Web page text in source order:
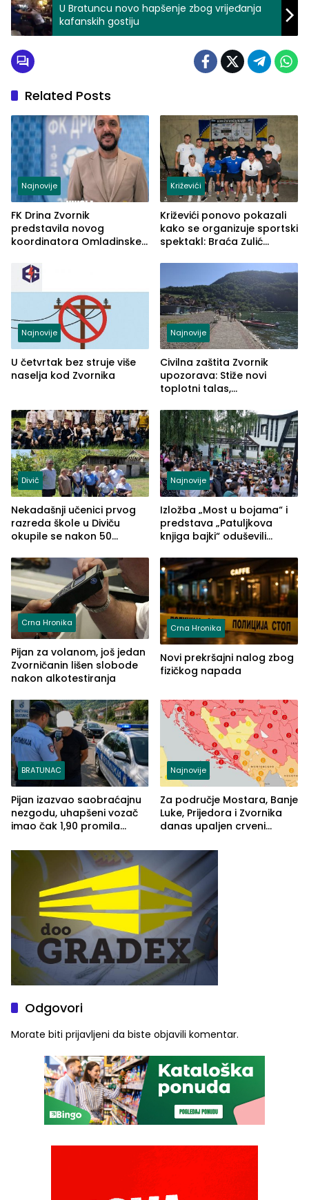
U Bratuncu novo hapšenje zbog vrijeđanja
kafanskih gostiju
Related Posts
Najnovije
FK Drina Zvornik
predstavila novog
koordinatora Omladinske
Križevići
Križevići ponovo pokazali
kako se organizuje sportski
spektakl: Braća Zulić
Najnovije
U četvrtak bez struje više
naselja kod Zvornika
Najnovije
Civilna zaštita Zvornik
upozorava: Stiže novi
toplotni talas,
Divič
Nekadašnji učenici prvog
razreda škole u Diviču
okupile se nakon 50
Pašić im održao čas
(FOTO)
Najnovije
Izložba „Most u bojama“ i
predstava „Patuljkova
knjiga bajki“ oduševili
Crna Hronika
Pijan za volanom, još jedan
Zvorničanin lišen slobode
nakon alkotestiranja
Crna Hronika
Novi prekršajni nalog zbog
fizičkog napada
BRATUNAC
Pijan izazvao saobraćajnu
nezgodu, uhapšeni vozač
imao čak 1,90 promila
Najnovije
Za područje Mostara, Banje
Luke, Prijedora i Zvornika
danas upaljen crveni
Odgovori
Morate biti prijavljeni da biste objavili komentar.